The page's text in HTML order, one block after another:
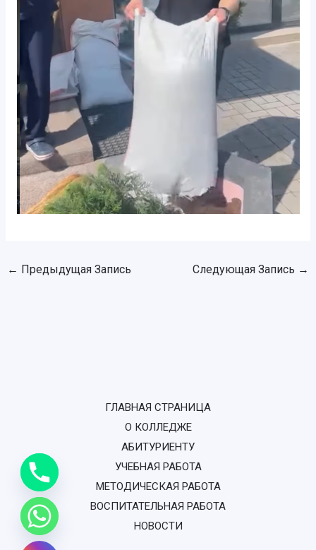
← Предыдущая Запись Следующая Запись →
ГЛАВНАЯ СТРАНИЦА
О КОЛЛЕДЖЕ
АБИТУРИЕНТУ
УЧЕБНАЯ РАБОТА
МЕТОДИЧЕСКАЯ РАБОТА
ВОСПИТАТЕЛЬНАЯ РАБОТА
НОВОСТИ